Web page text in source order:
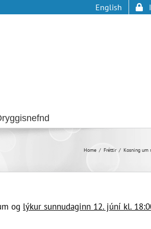
English
Home Fréttir Kosning um
og lýkur sunnudaginn 12. júní kl.